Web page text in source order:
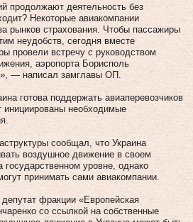
продолжают деятельность без
Некоторые авиакомпании
рынков страхования. Чтобы пассажиры
неудобств, сегодня вместе
провели встречу с руководством
аэропорта Борисполь
— написал замглавы ОП.
готова поддержать авиаперевозчиков
необходимые
сообщал, что Украина
воздушное движение в своем
государственном уровне, однако
принимать сами авиакомпании.
фракции «Европейская
со ссылкой на собственные